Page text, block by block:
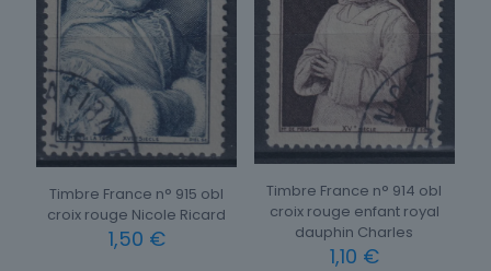
Timbre France n° 915 obl
croix rouge Nicole Ricard
1,50 €
Timbre France n° 914 obl
croix rouge enfant royal
dauphin Charles
1,10 €